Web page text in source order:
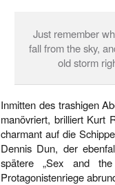
Just remember
fall from the sky,
old storm
Inmitten des trashigen
manövriert, brilliert Kurt
charmant auf die
Dennis Dun, der
spätere „Sex and
Protagonistenriege